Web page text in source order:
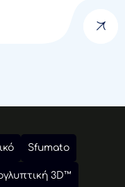
Sfumato
3D™